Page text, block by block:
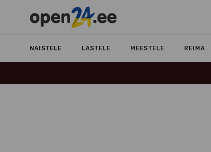
NAISTELE LASTELE MEESTELE REIMA